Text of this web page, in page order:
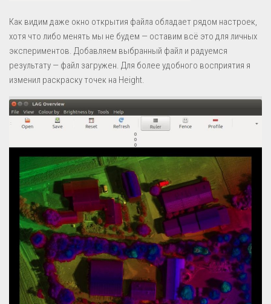
Как видим даже окно открытия файла обладает рядом настроек,
хотя что либо менять мы не будем — оставим всё это для личных
экспериментов. Добавляем выбранный файл и радуемся
результату — файл загружен. Для более удобного восприятия я
изменил раскраску точек на Height.